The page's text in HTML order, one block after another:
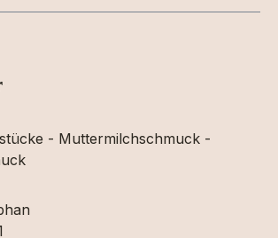
- Muttermilchschmuck -